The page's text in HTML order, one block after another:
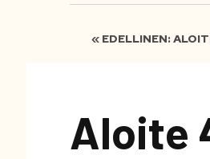
« EDELLINEN:
Aloite